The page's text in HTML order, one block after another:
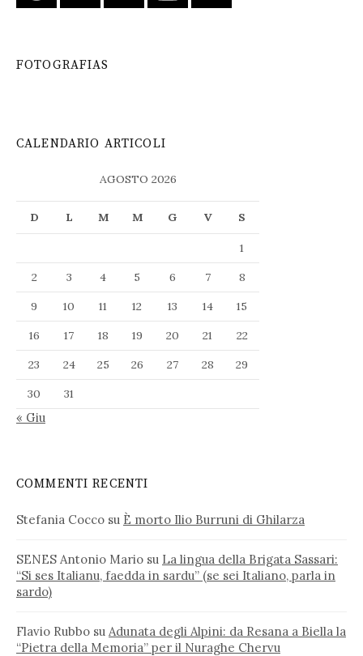
FOTOGRAFIAS
CALENDARIO ARTICOLI
AGOSTO 2026
D L M M G V S
1
2
3 4 5 6 7
8
9
10 11 12 13 14
15
16
17 18 19 20 21
22
23
24 25 26 27 28
29
30
31
« Giu
COMMENTI RECENTI
Stefania Cocco su È morto Ilio Burruni di Ghilarza
SENES Antonio Mario su La lingua della Brigata Sassari:
“Si ses Italianu, faedda in sardu” (se sei Italiano, parla in
sardo)
Flavio Rubbo su Adunata degli Alpini: da Resana a Biella la
“Pietra della Memoria” per il Nuraghe Chervu